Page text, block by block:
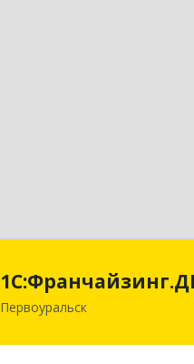
Первоуральск623101,